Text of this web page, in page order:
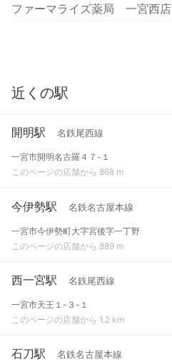
ファーマライズ薬局 一宮西店
近くの駅
開明駅 名鉄尾西線
一宮市開明名古羅４７-１
このページの店舗から 868 m
今伊勢駅 名鉄名古屋本線
一宮市今伊勢町大字宮後字一丁野
このページの店舗から 889 m
西一宮駅 名鉄尾西線
一宮市天王１-３-１
このページの店舗から 1.2 km
石刀駅 名鉄名古屋本線